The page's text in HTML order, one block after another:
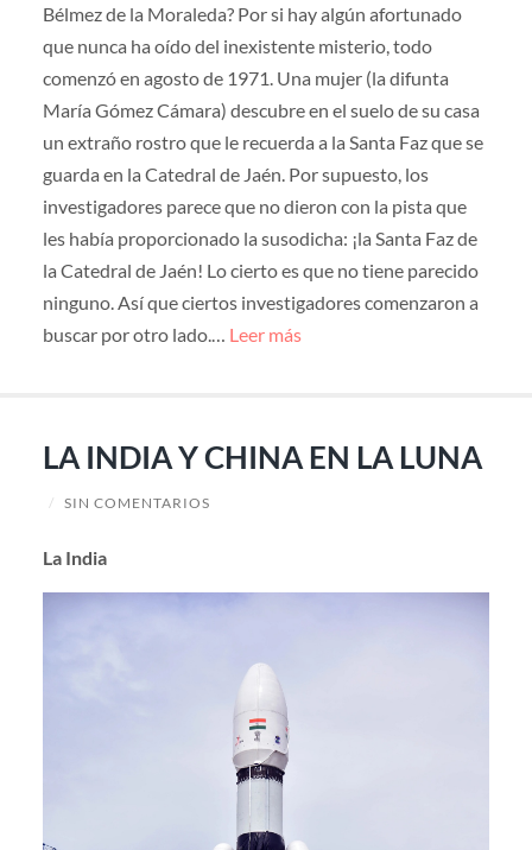
Bélmez de la Moraleda? Por si hay algún afortunado
que nunca ha oído del inexistente misterio, todo
comenzó en agosto de 1971. Una mujer (la difunta
María Gómez Cámara) descubre en el suelo de su casa
un extraño rostro que le recuerda a la Santa Faz que se
guarda en la Catedral de Jaén. Por supuesto, los
investigadores parece que no dieron con la pista que
les había proporcionado la susodicha: ¡la Santa Faz de
la Catedral de Jaén! Lo cierto es que no tiene parecido
ninguno. Así que ciertos investigadores comenzaron a
buscar por otro lado.… Leer más
LA INDIA Y CHINA EN LA LUNA
/ SIN COMENTARIOS
La India